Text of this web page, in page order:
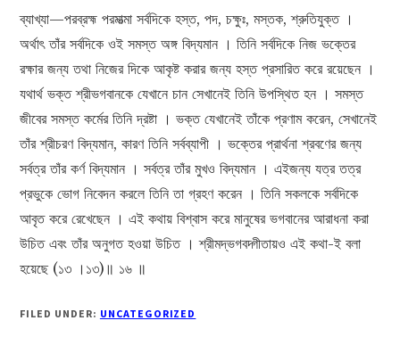
ব্যাখ্যা—পরব্রহ্ম পরমাত্মা সর্বদিকে হস্ত, পদ, চক্ষুঃ, মস্তক, শ্রুতিযুক্ত ।
অর্থাৎ তাঁর সর্বদিকে ওই সমস্ত অঙ্গ বিদ্যমান । তিনি সর্বদিকে নিজ ভক্তের
রক্ষার জন্য তথা নিজের দিকে আকৃষ্ট করার জন্য হস্ত প্রসারিত করে রয়েছেন ।
যথার্থ ভক্ত শ্রীভগবানকে যেখানে চান সেখানেই তিনি উপস্থিত হন । সমস্ত
জীবের সমস্ত কর্মের তিনি দ্রষ্টা । ভক্ত যেখানেই তাঁকে প্রণাম করেন, সেখানেই
তাঁর শ্রীচরণ বিদ্যমান, কারণ তিনি সর্বব্যাপী । ভক্তের প্রার্থনা শ্রবণের জন্য
সর্বত্র তাঁর কর্ণ বিদ্যমান । সর্বত্র তাঁর মুখও বিদ্যমান । এইজন্য যত্র তত্র
প্রভুকে ভোগ নিবেদন করলে তিনি তা গ্রহণ করেন । তিনি সকলকে সর্বদিকে
আবৃত করে রেখেছেন । এই কথায় বিশ্বাস করে মানুষের ভগবানের আরাধনা করা
উচিত এবং তাঁর অনুগত হওয়া উচিত । শ্রীমদ্ভগবদ্গীতায়ও এই কথা-ই বলা
হয়েছে (১৩ ।১৩)॥ ১৬ ॥
FILED UNDER: UNCATEGORIZED